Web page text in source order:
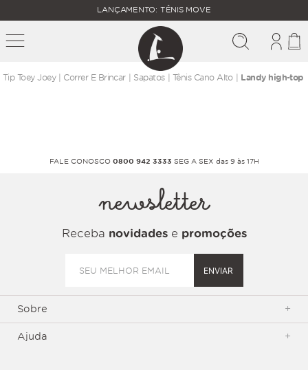
FALTAM
MAIS
R$
400,00
PARA O
FRETE
GRÁTIS
LANÇAMENTO: TÊNIS MOVE
correr e brincar sapatos tênis cano alto Landy high-top
FALE CONOSCO 0800 942 3333 SEG A SEX das 9 às 17H
newsletter
Receba novidadese promoções
ENVIAR
Sobre +
Ajuda +